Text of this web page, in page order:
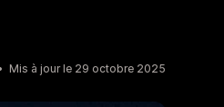
Mis à jour le 29 octobre 2025